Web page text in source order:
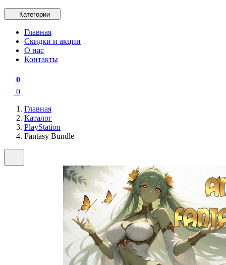
Категории
Главная
Скидки и акции
О нас
Контакты
0
0
Главная
Каталог
PlayStation
Fantasy Bundle